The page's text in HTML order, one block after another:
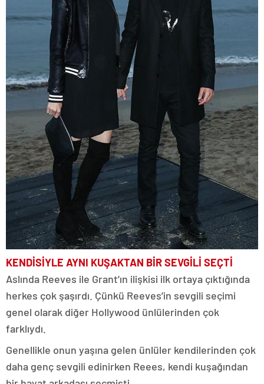
KENDİSİYLE AYNI KUŞAKTAN BİR SEVGİLİ SEÇTİ
Aslında Reeves ile Grant’ın ilişkisi ilk ortaya çıktığında
herkes çok şaşırdı. Çünkü Reeves’in sevgili seçimi
genel olarak diğer Hollywood ünlülerinden çok
farklıydı.
Genellikle onun yaşına gelen ünlüler kendilerinden çok
daha genç sevgili edinirken Reees, kendi kuşağından